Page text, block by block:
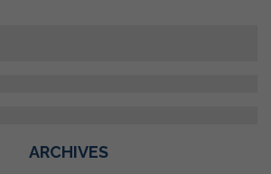
ARCHIVES